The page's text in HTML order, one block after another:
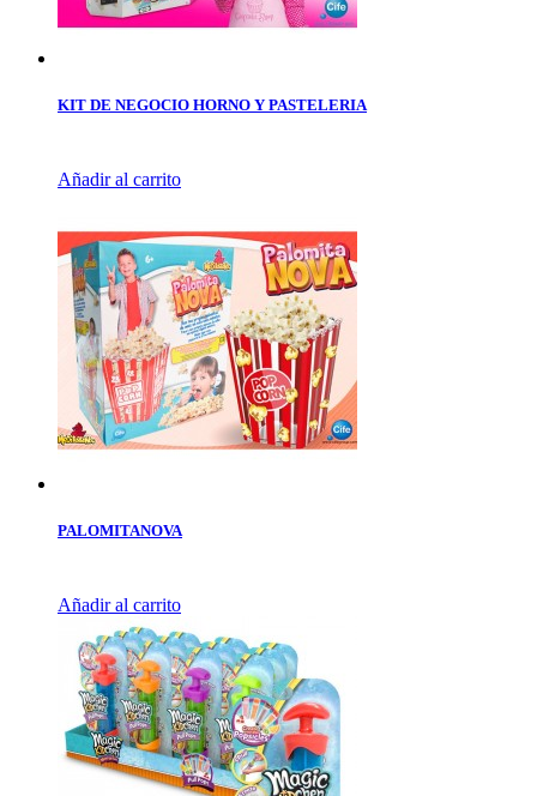
KIT DE NEGOCIO HORNO Y PASTELERIA
Añadir al carrito
PALOMITANOVA
Añadir al carrito